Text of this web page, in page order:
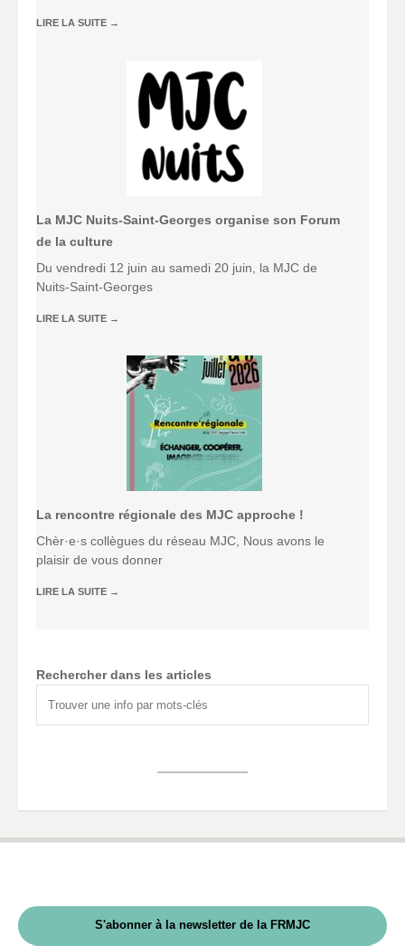
LIRE LA SUITE →
La MJC Nuits-Saint-Georges organise son Forum
de la culture
Du vendredi 12 juin au samedi 20 juin, la MJC de
Nuits-Saint-Georges
LIRE LA SUITE →
La rencontre régionale des MJC approche !
Chèr·e·s collègues du réseau MJC, Nous avons le
plaisir de vous donner
LIRE LA SUITE →
Rechercher dans les articles
S'abonner à la newsletter de la FRMJC